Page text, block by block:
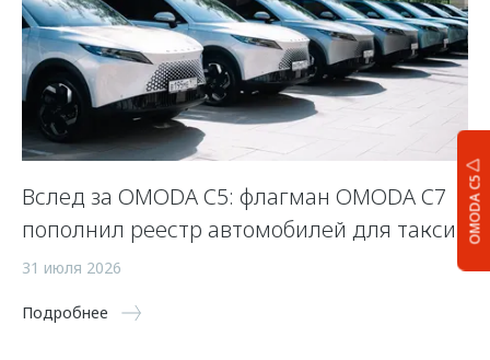
OMODA C5
Вслед за OMODA C5: флагман OMODA C7
пополнил реестр автомобилей для такси
31 июля 2026
Подробнее